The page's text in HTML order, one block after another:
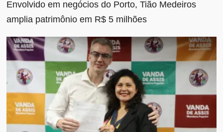
Envolvido em negócios do Porto, Tião Medeiros
amplia patrimônio em R$ 5 milhões